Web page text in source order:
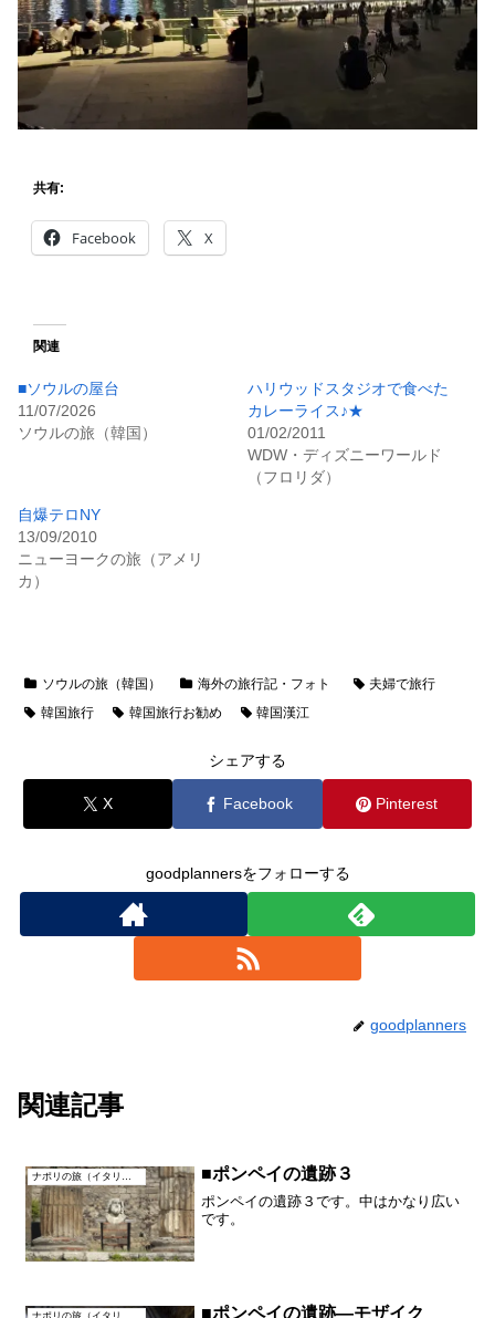
共有:
Facebook X
関連
■ソウルの屋台
11/07/2026
ソウルの旅（韓国）
ハリウッドスタジオで食べた
カレーライス♪★
01/02/2011
WDW・ディズニーワールド
（フロリダ）
自爆テロNY
13/09/2010
ニューヨークの旅（アメリ
カ）
ソウルの旅（韓国） 海外の旅行記・フォト
夫婦で旅行
韓国旅行
韓国旅行お勧め 韓国漢江
シェアする
X Facebook Pinterest
goodplannersをフォローする
goodplanners
関連記事
ナポリの旅（イタリア） ■ポンペイの遺跡３
ポンペイの遺跡３です。中はかなり広い
です。
■ポンペイの遺跡―モザイク